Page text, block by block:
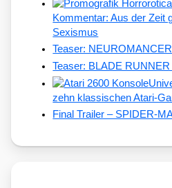
Kommentar: Aus der Zeit
Sexismus
Teaser: NEUROMANCER
Teaser: BLADE RUNNER
zehn klassischen Atari-
Final Trailer – SPIDER-